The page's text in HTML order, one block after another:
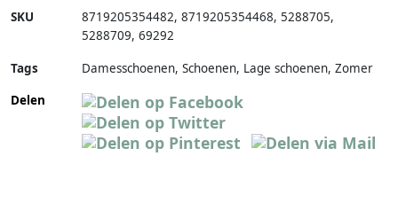
SKU 8719205354482, 8719205354468, 5288705,
5288709, 69292
Tags
Damesschoenen, Schoenen, Lage schoenen, Zomer
Delen